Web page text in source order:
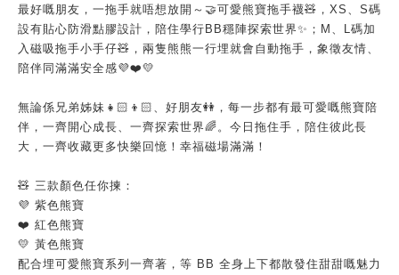
最好嘅朋友，一拖手就唔想放開～🤝可愛熊寶拖手襪🧸，XS、S碼
設有貼心防滑點膠設計，陪住學行BB穩陣探索世界✨；M、L碼加
入磁吸拖手小手仔🧸，兩隻熊熊一行埋就會自動拖手，象徵友情、
陪伴同滿滿安全感💜❤️💛
無論係兄弟姊妹👧🏻👦🏻、好朋友👭，每一步都有最可愛嘅熊寶陪
伴，一齊開心成長、一齊探索世界🌈。今日拖住手，陪住彼此長
大，一齊收藏更多快樂回憶！幸福磁場滿滿！
🧸 三款顏色任你揀：
💜 紫色熊寶
❤️ 紅色熊寶
💛 黃色熊寶
配合埋可愛熊寶系列一齊著，等 BB 全身上下都散發住甜甜嘅魅力